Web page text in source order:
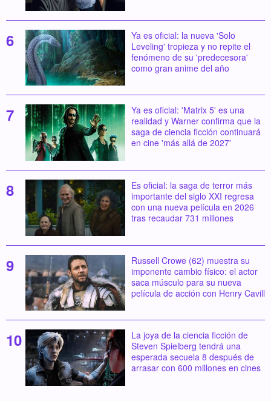
Ya es oficial: la nueva 'Solo
Leveling' tropieza y no repite el
fenómeno de su 'predecesora'
como gran anime del año
Ya es oficial: 'Matrix 5' es una
realidad y Warner confirma que la
saga de ciencia ficción continuará
en cine 'más allá de 2027'
Es oficial: la saga de terror más
importante del siglo XXI regresa
con una nueva película en 2026
tras recaudar 731 millones
Russell Crowe (62) muestra su
imponente cambio físico: el actor
saca músculo para su nueva
película de acción con Henry Cavill
La joya de la ciencia ficción de
Steven Spielberg tendrá una
esperada secuela 8 después de
arrasar con 600 millones en cines